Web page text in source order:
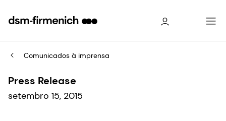
Comunicados à imprensa
Press Release
setembro 15, 2015